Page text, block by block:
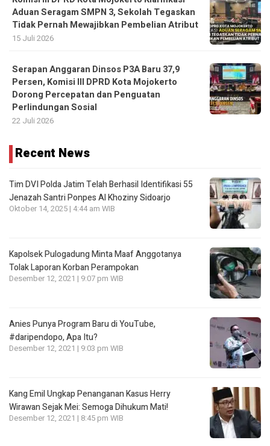
Aduan Seragam SMPN 3, Sekolah Tegaskan
Tidak Pernah Mewajibkan Pembelian Atribut
15 Juli 2026
Serapan Anggaran Dinsos P3A Baru 37,9
Persen, Komisi III DPRD Kota Mojokerto
Dorong Percepatan dan Penguatan
Perlindungan Sosial
22 Juli 2026
Recent News
Tim DVI Polda Jatim Telah Berhasil Identifikasi 55
Jenazah Santri Ponpes Al Khoziny Sidoarjo
Oktober 14, 2025 | 4:44 am WIB
Kapolsek Pulogadung Minta Maaf Anggotanya
Tolak Laporan Korban Perampokan
Desember 12, 2021 | 9:07 pm WIB
Anies Punya Program Baru di YouTube,
#daripendopo, Apa Itu?
Desember 12, 2021 | 9:03 pm WIB
Kang Emil Ungkap Penanganan Kasus Herry
Wirawan Sejak Mei: Semoga Dihukum Mati!
Desember 12, 2021 | 8:45 pm WIB